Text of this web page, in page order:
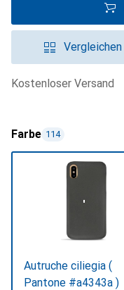
Vergleichen
kostenloser Versand
Farbe 114
Autruche ciliegia (
Pantone #a4343a )